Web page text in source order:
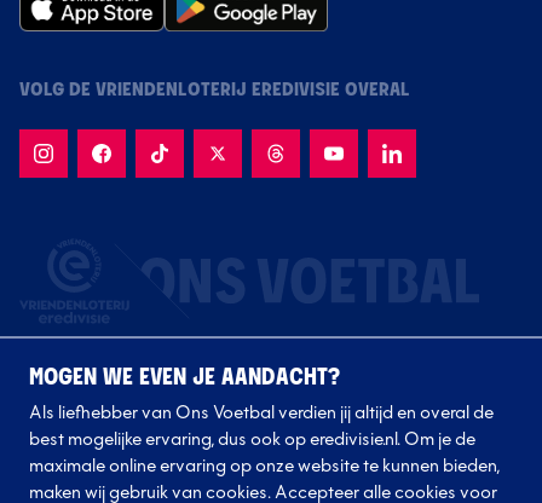
VOLG DE VRIENDENLOTERIJ EREDIVISIE OVERAL
Volg onze clubs
MOGEN WE EVEN JE AANDACHT?
Als liefhebber van Ons Voetbal verdien jij altijd en overal de
best mogelijke ervaring, dus ook op eredivisie.nl. Om je de
maximale online ervaring op onze website te kunnen bieden,
maken wij gebruik van cookies. Accepteer alle cookies voor